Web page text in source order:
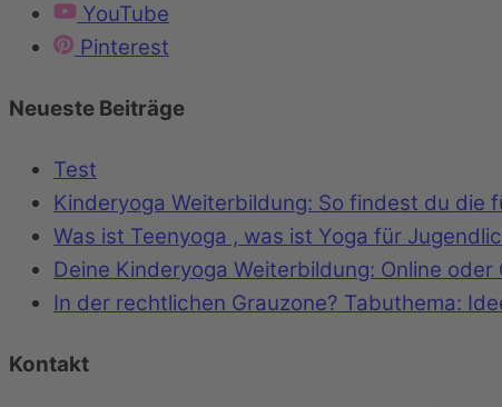
YouTube
Pinterest
Neueste Beiträge
Test
Kinderyoga Weiterbildung: So findest du die
Was ist Teenyoga , was ist Yoga für
Deine Kinderyoga Weiterbildung: Online oder
In der rechtlichen Grauzone? Tabuthema:
Kontakt